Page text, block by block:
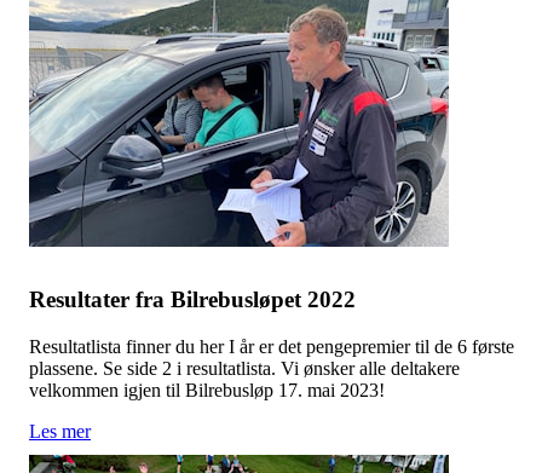
Resultater fra Bilrebusløpet 2022
Resultatlista finner du her I år er det pengepremier til de 6 første
plassene. Se side 2 i resultatlista. Vi ønsker alle deltakere
velkommen igjen til Bilrebusløp 17. mai 2023!
Les mer